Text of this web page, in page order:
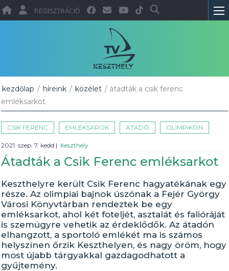
REGISZTRÁCIÓ
kezdőlap / híreink / közélet / átadták a csik ferenc
emléksarkot
CSIK FERENC EMLÉKSAROK ÁTADÓ OLIMPIKON
2021. szep. 7. kedd | Keszthely
Átadták a Csik Ferenc emléksarkot
Keszthelyre került Csik Ferenc hagyatékának egy
része. Az olimpiai bajnok úszónak a Fejér György
Városi Könyvtárban rendeztek be egy
emléksarkot, ahol két foteljét, asztalát és falióráját
is szemügyre vehetik az érdeklődők. Az átadón
elhangzott, a sportoló emlékét ma is számos
helyszínen őrzik Keszthelyen, és nagy öröm, hogy
most újabb tárgyakkal gazdagodhatott a
gyűjtemény.